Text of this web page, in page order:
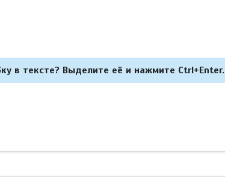
в тексте? Выделите её и нажмите Ctrl+Enter.